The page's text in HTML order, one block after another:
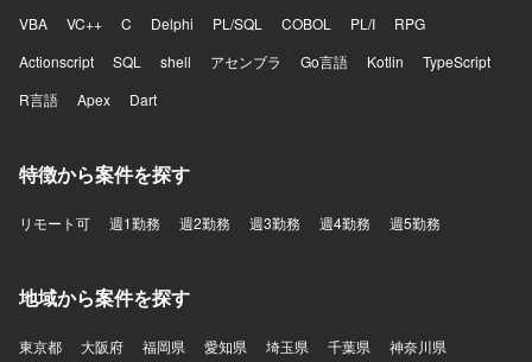
VBA
VC++ C Delphi PL/SQL COBOL PL/I
RPG
Actionscript
SQL shell アセンブラ Go言語 Kotlin
TypeScript
R言語
Apex Dart
特徴から案件を探す
リモート可 週1勤務 週2勤務 週3勤務 週4勤務 週5勤務
地域から案件を探す
東京都 大阪府 福岡県 愛知県 埼玉県 千葉県 神奈川県